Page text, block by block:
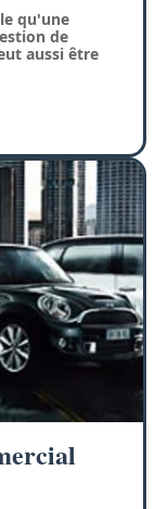
qu'une
de
aussi être